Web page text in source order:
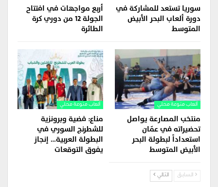
سوريا تستعد للمشاركة في
دورة ألعاب البحر الأبيض
المتوسط
أربع مواجهات في افتتاح
الجولة 12 من دوري كرة
الطائرة
ألعاب منوعة محلي
منتخب المصارعة يواصل
تحضيراته في عمّان
استعداداً لبطولة البحر
الأبيض المتوسط
ألعاب منوعة محلي
مناع: فضية وبرونزية
للشطرنج السوري في
البطولة العربية… إنجاز
يفوق التوقعات
السابق التالي